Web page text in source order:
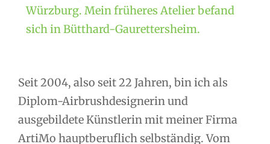
Würzburg. Mein früheres Atelier befand
sich in Bütthard-Gaurettersheim.
Seit 2004, also seit 22 Jahren, bin ich als
Diplom-Airbrushdesignerin und
ausgebildete Künstlerin mit meiner Firma
ArtiMo hauptberuflich selbständig. Vom